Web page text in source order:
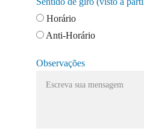
Horário
Anti-Horário
Observações